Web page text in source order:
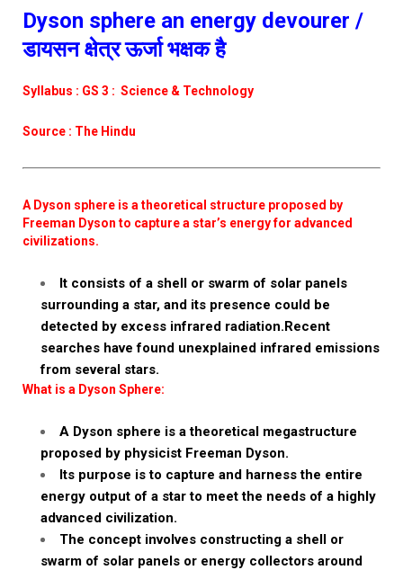
Dyson sphere an energy devourer /
डायसन क्षेत्र ऊर्जा भक्षक है
Syllabus : GS 3 : Science & Technology
Source : The Hindu
A Dyson sphere is a theoretical structure proposed by
Freeman Dyson to capture a star’s energy for advanced
civilizations.
It consists of a shell or swarm of solar panels
surrounding a star, and its presence could be
detected by excess infrared radiation.Recent
searches have found unexplained infrared emissions
from several stars.
What is a Dyson Sphere:
A Dyson sphere is a theoretical megastructure
proposed by physicist Freeman Dyson.
Its purpose is to capture and harness the entire
energy output of a star to meet the needs of a highly
advanced civilization.
The concept involves constructing a shell or
swarm of solar panels or energy collectors around